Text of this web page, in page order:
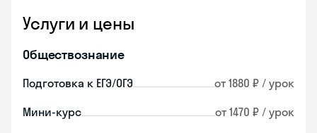
Услуги и цены
Обществознание
Подготовка к ЕГЭ/ОГЭ от 1880 ₽ / урок
Мини-курс от 1470 ₽ / урок